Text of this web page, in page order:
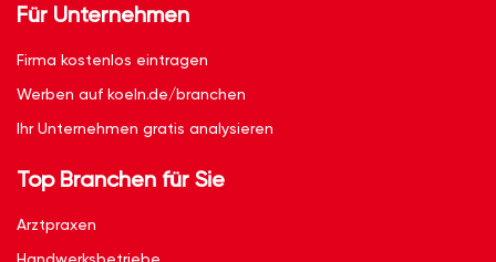
Für Unternehmen
Firma kostenlos eintragen
Werben auf koeln.de/branchen
Ihr Unternehmen gratis analysieren
Top Branchen für Sie
Arztpraxen